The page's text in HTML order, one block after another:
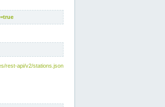
rest-api/v2/stations.json